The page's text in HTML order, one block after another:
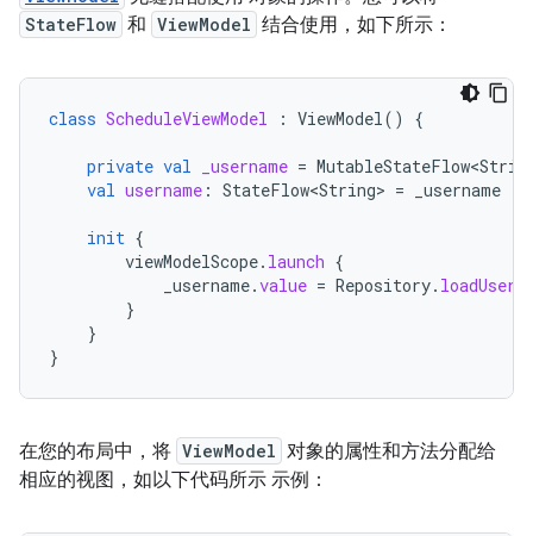
StateFlow 和 ViewModel 结合使用，如下所示：
class ScheduleViewModel : ViewModel() {
private val _username =
val username : StateFlow<String> = _username
init {
viewModelScope. launch {
_username.value = Repository.
}
}
}
在您的布局中，将 ViewModel 对象的属性和方法分配给
相应的视图，如以下代码所示 示例：